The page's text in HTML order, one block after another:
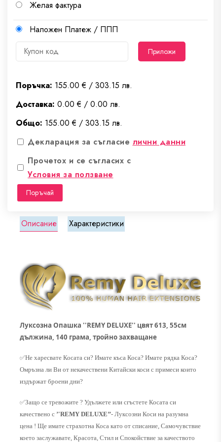
Желая фактура
Наложен Платеж / ППП
Приложи
Поръчка: 155.00 € / 303.15 лв.
Доставка: 0.00 € / 0.00 лв.
Общо: 155.00 € / 303.15 лв.
Декларация за съгласие лични данни
Прочетох и се съгласих с
Условия за ползване
Поръчай
Описание Характеристики
Луксозна Опашка ''REMY DELUXE'' цвят 613, 55см
дължина, 140 грама, тройно захващане
✅Не харесвате Косата си? Имате къса Коса? Имате рядка Коса?
Омръзна ли Ви от некачествени Китайски коси с примеси които
издържат броени дни?
✅Защо се тревожите ? Удължете или сгъстете Косата си
качествено с ’'REMY DELUXE’’- Луксозни Коси на разумна
цена ! Ще имате страхотна Коса като от списание, Самочувствие
което заслужавате, Красота, Стил и Спокойствие за качеството